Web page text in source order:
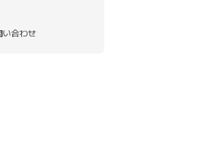
い合わせ